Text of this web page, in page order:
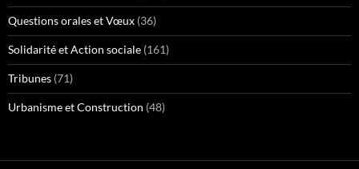
Questions orales et Vœux (36)
Solidarité et Action sociale (161)
Tribunes (71)
Urbanisme et Construction (48)